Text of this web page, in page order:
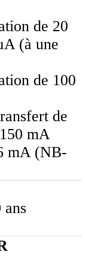
de 20
(à une
de 100
de
mA
mA (NB-
ans